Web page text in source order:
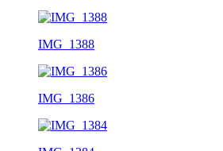
IMG_1388
IMG_1386